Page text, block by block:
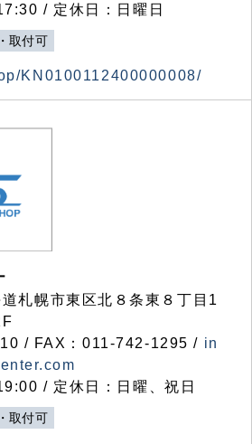
/ 定休日：日曜日
取付可
KN0100112400000008/
札幌市東区北８条東８丁目1
/ FAX：011-742-1295 / in
/ 定休日：日曜、祝日
取付可